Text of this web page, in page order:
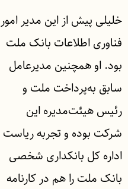
خلیلی پیش‌ از این مدیر امور
فناوری اطلاعات بانک ملت
بود. او همچنین مدیرعامل
سابق به‌پرداخت ملت و
رئیس هیئت‌مدیره این
شرکت بوده و تجربه ریاست
اداره کل بانکداری شخصی
بانک ملت را هم در کارنامه